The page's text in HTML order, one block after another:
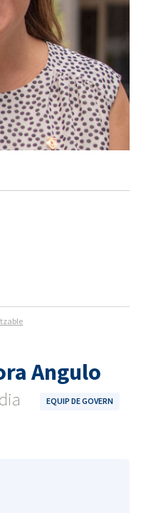
Angulo
EQUIP DE GOVERN